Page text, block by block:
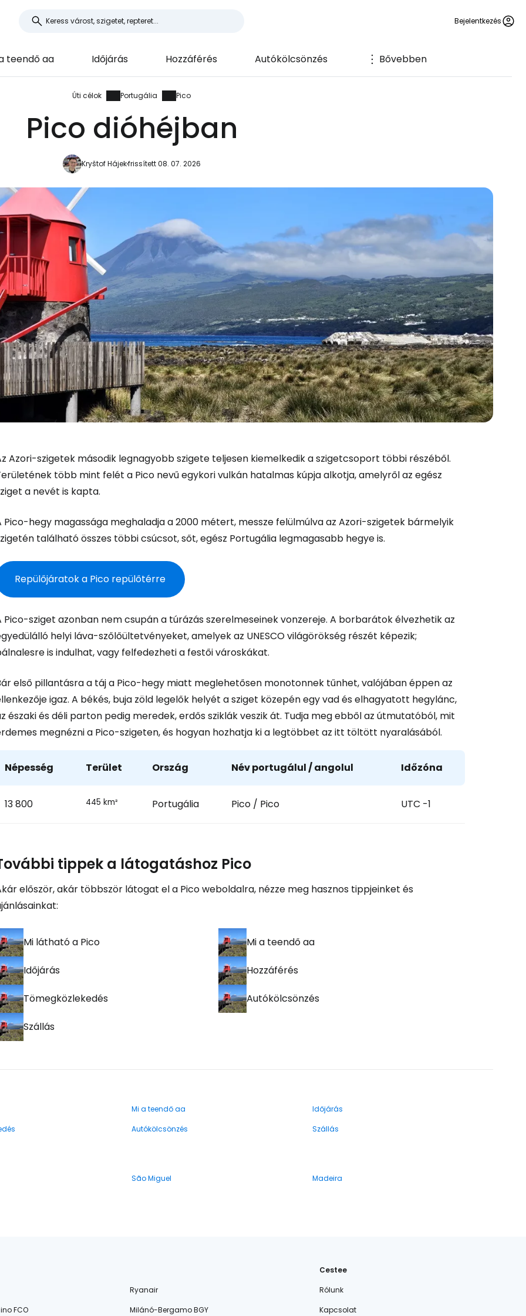
Bejelentkezés
teendő aa Időjárás Hozzáférés Autókölcsönzés Bővebben
Úti célok Portugália Pico
Pico dióhéjban
Kryštof Hájekfrissített 08. 07. 2026
Azori-szigetek második legnagyobb szigete teljesen kiemelkedik a szigetcsoport többi részéből.
több mint felét a Pico nevű egykori vulkán hatalmas kúpja alkotja, amelyről az egész
a nevét is kapta.
Pico-hegy magassága meghaladja a 2000 métert, messze felülmúlva az Azori-szigetek bármelyik
található összes többi csúcsot, sőt, egész Portugália legmagasabb hegye is.
Repülőjáratok a Pico repülőtérre
Pico-sziget azonban nem csupán a túrázás szerelmeseinek vonzereje. A borbarátok élvezhetik az
helyi láva-szőlőültetvényeket, amelyek az UNESCO világörökség részét képezik;
is indulhat, vagy felfedezheti a festői városkákat.
első pillantásra a táj a Pico-hegy miatt meglehetősen monotonnek tűnhet, valójában éppen az
igaz. A békés, buja zöld legelők helyét a sziget közepén egy vad és elhagyatott hegylánc,
északi és déli parton pedig meredek, erdős sziklák veszik át. Tudja meg ebből az útmutatóból, mit
megnézni a Pico-szigeten, és hogyan hozhatja ki a legtöbbet az itt töltött nyaralásából.
Népesség Terület Ország Név portugálul / angolul Időzóna
13 800 445 km² Portugália Pico / Pico UTC -1
tippek a látogatáshoz Pico
először, akár többször látogat el a Pico weboldalra, nézze meg hasznos tippjeinket és
Mi látható a Pico Mi a teendő aa
Időjárás Hozzáférés
Tömegközlekedés Autókölcsönzés
Szállás
Mi a teendő aa
Időjárás
Autókölcsönzés Szállás
São Miguel Madeira
Ryanair
FCO
Milánó-Bergamo BGY
Cestee
Rólunk
Kapcsolat
Bejelentkezés a Cestee-be
... az utazási közösség világszerte
Folytatás a Facebookkal
Folytassa e-mailben